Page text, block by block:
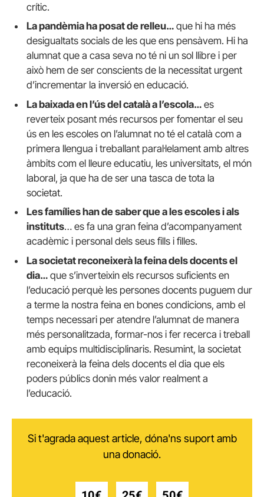
crític.
La pandèmia ha posat de relleu… que hi ha més
desigualtats socials de les que ens pensàvem. Hi ha
alumnat que a casa seva no té ni un sol llibre i per
això hem de ser conscients de la necessitat urgent
d’incrementar la inversió en educació.
La baixada en l’ús del català a l’escola… es
reverteix posant més recursos per fomentar el seu
ús en les escoles on l’alumnat no té el català com a
primera llengua i treballant paral·lelament amb altres
àmbits com el lleure educatiu, les universitats, el món
laboral, ja que ha de ser una tasca de tota la
societat.
Les famílies han de saber que a les escoles i als
instituts… es fa una gran feina d’acompanyament
acadèmic i personal dels seus fills i filles.
La societat reconeixerà la feina dels docents el
dia… que s’inverteixin els recursos suficients en
l’educació perquè les persones docents puguem dur
a terme la nostra feina en bones condicions, amb el
temps necessari per atendre l’alumnat de manera
més personalitzada, formar-nos i fer recerca i treball
amb equips multidisciplinaris. Resumint, la societat
reconeixerà la feina dels docents el dia que els
poders públics donin més valor realment a
l’educació.
Si t'agrada aquest article, dóna'ns suport amb
una donació.